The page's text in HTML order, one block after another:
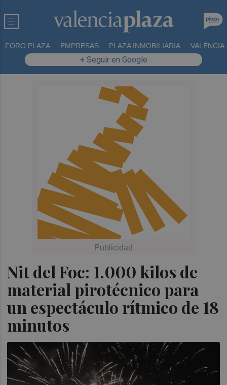
FORO PLAZA EMPRESAS PLAZA INMOBILIARIA VALÈNCIA
+ Seguir en Google
Nit del Foc: 1.000 kilos de
material pirotécnico para
un espectáculo rítmico de 18
minutos